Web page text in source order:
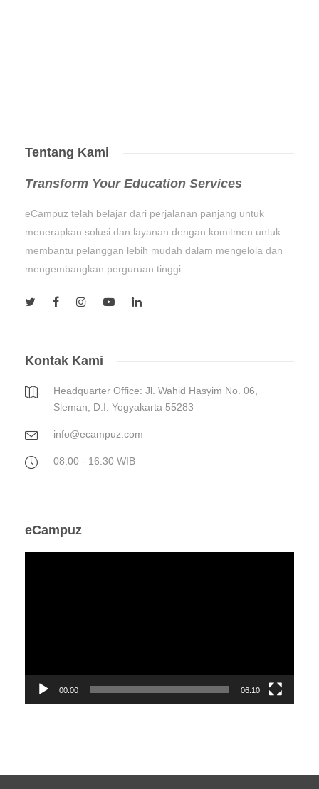
Tentang Kami
Transform Your Education Services
eCampuz telah belajar dari perjalanan panjang untuk
menerapkan solusi dan layanan dengan komitmen untuk
membantu pelanggan lebih mudah dalam mengelola dan
mengembangkan perguruan tinggi
Kontak Kami
Headquarter Office: Jl. Wahid Hasyim No. 06,
Sleman, D.I. Yogyakarta 55283
info@ecampuz.com
08.00 - 16.30 WIB
eCampuz
00:00 06:10